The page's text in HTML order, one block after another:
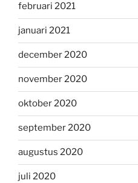
februari 2021
januari 2021
december 2020
november 2020
oktober 2020
september 2020
augustus 2020
juli 2020